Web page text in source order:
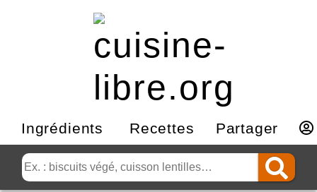
Ingrédients Recettes Partager